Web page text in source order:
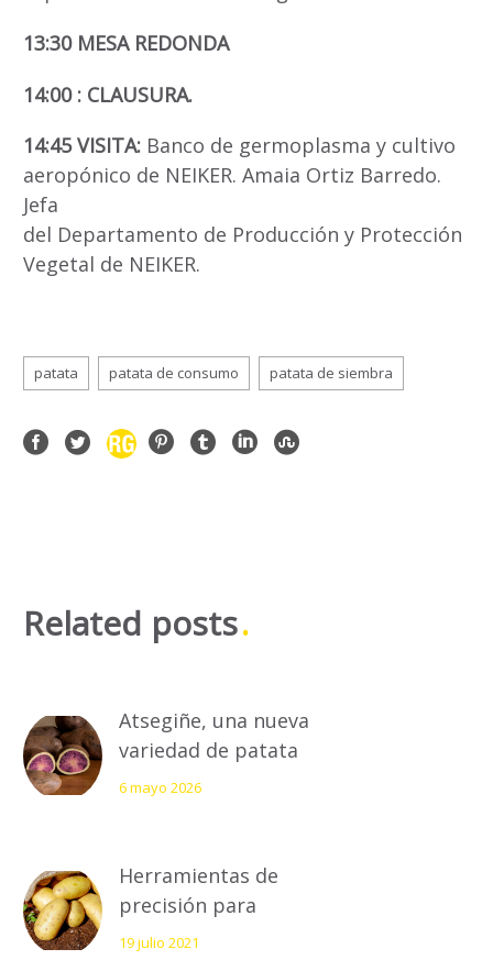
13:30 MESA REDONDA
14:00 : CLAUSURA.
14:45 VISITA: Banco de germoplasma y cultivo
aeropónico de NEIKER. Amaia Ortiz Barredo.
Jefa
del Departamento de Producción y Protección
Vegetal de NEIKER.
patata patata de consumo patata de siembra
Related posts
Atsegiñe, una nueva
variedad de patata
de carne bicolor
6 mayo 2026
Herramientas de
precisión para
optimizar el uso de
19 julio 2021